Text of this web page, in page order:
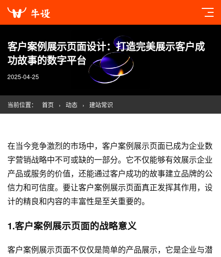
客户案例展示页面设计：打造完美展示客户成
功故事的数字平台
2025-04-25
当前位置： 首页 › 动态 › 建站常识
在当今竞争激烈的市场中，客户案例展示页面已成为企业数
字营销战略中不可或缺的一部分。它不仅能够有效展示企业
产品或服务的价值，还能通过客户成功的故事建立品牌的公
信力和可信度。要让客户案例展示页面真正发挥其作用，设
计的精良和内容的丰富性是至关重要的。
1.客户案例展示页面的战略意义
客户案例展示页面不仅仅是简单的产品展示，它是企业与潜